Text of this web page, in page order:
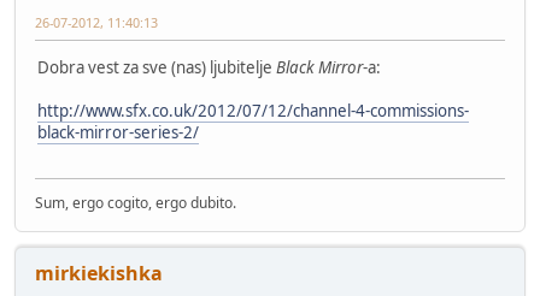
26-07-2012, 11:40:13
Dobra vest za sve (nas) ljubitelje Black Mirror-a:
http://www.sfx.co.uk/2012/07/12/channel-4-commissions-
black-mirror-series-2/
Sum, ergo cogito, ergo dubito.
mirkiekishka